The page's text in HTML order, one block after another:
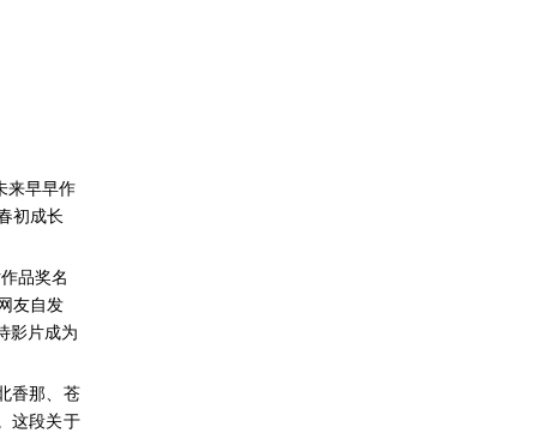
来早早作
初成长
品奖名
友自发
影片成为
香那、苍
这段关于